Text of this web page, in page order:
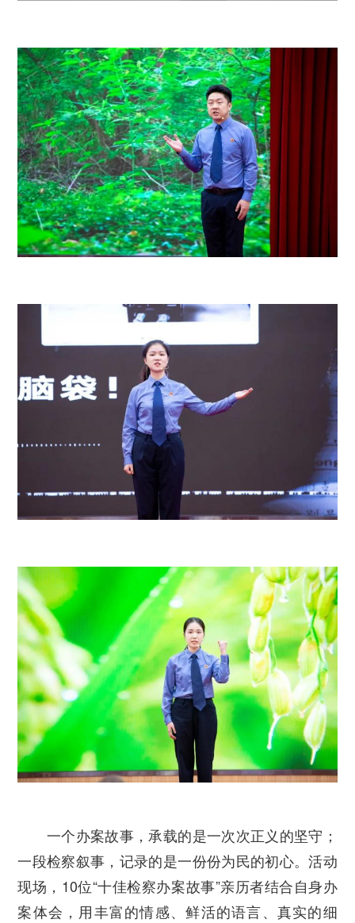
一个办案故事，承载的是一次次正义的坚守；
一段检察叙事，记录的是一份份为民的初心。活动
现场，10位“十佳检察办案故事”亲历者结合自身办
案体会，用丰富的情感、鲜活的语言、真实的细